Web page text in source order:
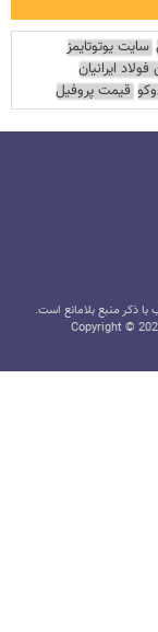
سایت یوتوتایمز
ایرانیان
قیمت پروفیل
ذکر منبع بلامانع است.
Copyright ©